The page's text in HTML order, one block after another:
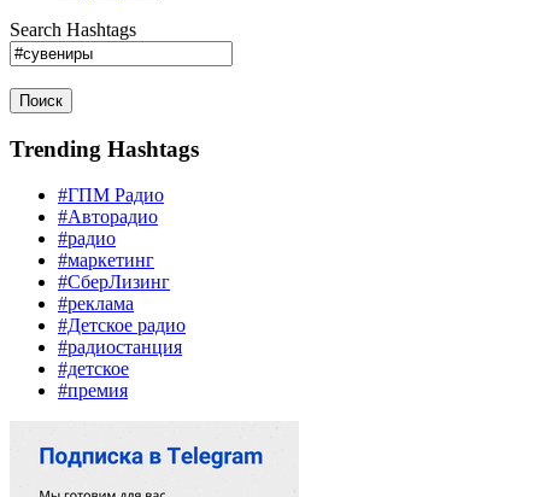
Search Hashtags
Поиск
Trending Hashtags
#ГПМ Радио
#Авторадио
#радио
#маркетинг
#СберЛизинг
#реклама
#Детское радио
#радиостанция
#детское
#премия